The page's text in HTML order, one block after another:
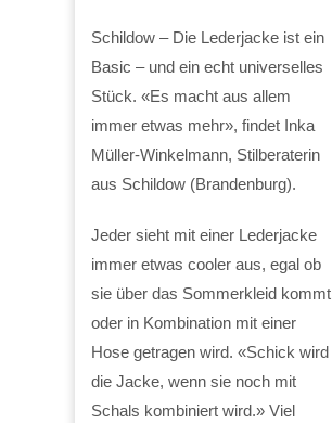
Schildow – Die Lederjacke ist ein
Basic – und ein echt universelles
Stück. «Es macht aus allem
immer etwas mehr», findet Inka
Müller-Winkelmann, Stilberaterin
aus Schildow (Brandenburg).
Jeder sieht mit einer Lederjacke
immer etwas cooler aus, egal ob
sie über das Sommerkleid kommt
oder in Kombination mit einer
Hose getragen wird. «Schick wird
die Jacke, wenn sie noch mit
Schals kombiniert wird.» Viel